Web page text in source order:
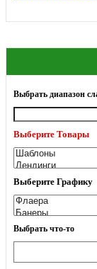
Выбрать диапазон
Выберите Товары
Выберите Графику
Выбрать что-то